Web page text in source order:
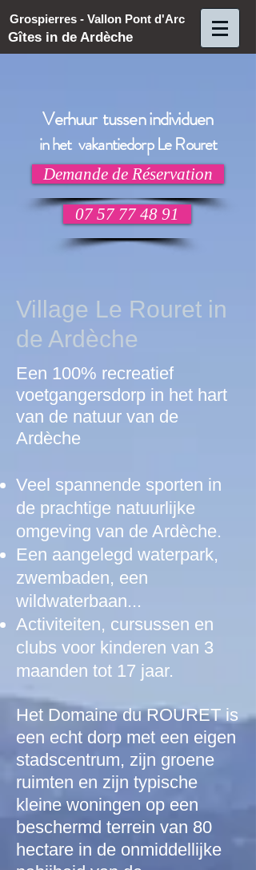
Grospierres - Vallon Pont d'Arc
Gîtes in de Ardèche
Verhuur tussen individuen
in het vakantiedorp Le Rouret
Demande de Réservation
07 57 77 48 91
Village Le Rouret in
de Ardèche
Een 100% recreatief
voetgangersdorp in het hart
van de natuur van de
Ardèche
Veel spannende sporten in
de prachtige natuurlijke
omgeving van de Ardèche.
Een aangelegd waterpark,
zwembaden, een
wildwaterbaan...
Activiteiten, cursussen en
clubs voor kinderen van 3
maanden tot 17 jaar.
Het Domaine du ROURET is
een echt dorp met een eigen
stadscentrum, zijn groene
ruimten en zijn typische
kleine woningen op een
beschermd terrein van 80
hectare in de onmiddellijke